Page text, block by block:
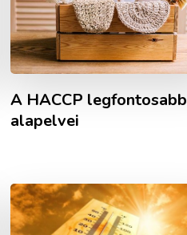
A HACCP legfontosabb
alapelvei